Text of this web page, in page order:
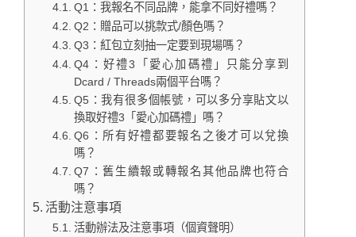
Q1：我報名不同品牌，能拿不同好禮嗎？
Q2：贈品可以挑款式/顏色嗎？
Q3：紅包立刻抽一定要到現場嗎？
Q4：好禮3「愛心加碼禮」只能分享到
Dcard / Threads兩個平台嗎？
Q5：我有很多個帳號，可以多分享貼文以
換取好禮3「愛心加碼禮」嗎？
Q6：所有好禮都要報名之後才可以兌換
嗎？
Q7：舊生續報或轉報名其他品牌也符合
嗎？
活動注意事項
活動辦法及注意事項（個資聲明）